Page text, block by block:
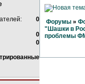
0
0
0
Форумы »
"Шашки в
проблемы